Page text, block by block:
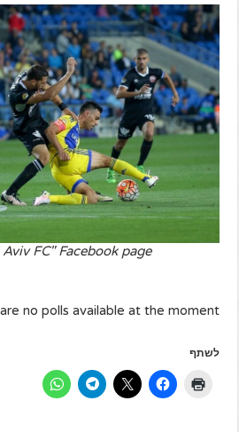
FC" Facebook page
no polls available at the moment.
לשתף